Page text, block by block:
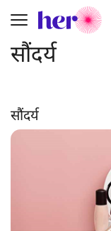
Toggle
सौंदर्य
सौंदर्य